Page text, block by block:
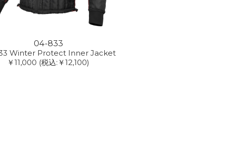
04-833
Winter Protect Inner Jacket
￥11,000 (税込:￥12,100)